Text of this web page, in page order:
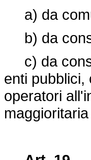
a) da
b) da
c) da
enti pubblici,
operatori